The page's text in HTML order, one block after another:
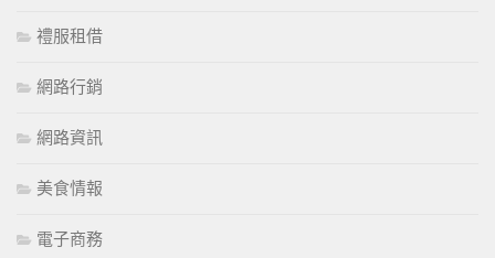
禮服租借
網路行銷
網路資訊
美食情報
電子商務